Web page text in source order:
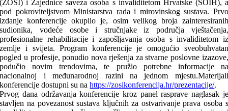
(ZOSI) i Zajednice saveza osoba s invaliditetom Hrvatske (SOIH), a
pod pokroviteljstvom Ministarstva rada i mirovinskog sustava. Prvo
izdanje konferencije okupilo je, osim velikog broja zainteresiranih
sudionika, vodeće osobe i stručnjake iz područja vještačenja,
profesionalne rehabilitacije i zapošljavanja osoba s invaliditetom iz
zemlje i svijeta. Program konferencije je omogućio sveobuhvatan
pogled u profesije, ponudio nova rješenja za stvarne poslovne izazove,
podučio novim trendovima, te pružio potrebne informacije na
nacionalnoj i međunarodnoj razini na jednom mjestu.Materijali
konferencije dostupni su nahttps://zosikonferencija.hr/prezentacije/.
Prvog dana održavanja konferencije kroz panel rasprave naglasak je
stavljen na povezanost sustava ključnih za ostvarivanje prava osoba s